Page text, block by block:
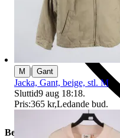
Beskrivning
M | Gant
Jacka, Gant, beige, stl. M
Sluttid9 aug 18:18.
Pris:365 kr,Ledande bud.